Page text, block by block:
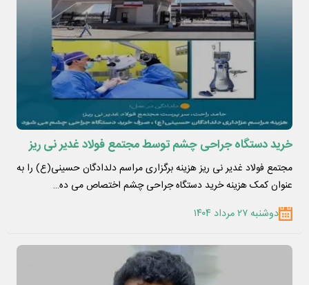
خرید دستگاه جراحی چشم توسط مجتمع فولاد غدیر نی ریز
مجتمع فولاد غدیر نی ریز هزینه برگزاری مراسم دلدادگان حسینی(ع) را به
عنوان کمک هزینه خرید دستگاه جراحی چشم اختصاص می ده…
دوشنبه ۲۷ مرداد ۱۴۰۴